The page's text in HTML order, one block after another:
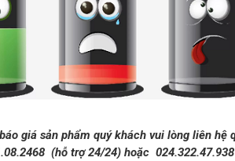
giá sản phẩm quý khách vui lòng liên hệ
(hỗ trợ 24/24)hoặc024.322.47.938